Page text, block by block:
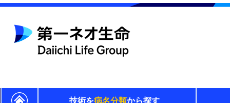
技術を病名分類から探す